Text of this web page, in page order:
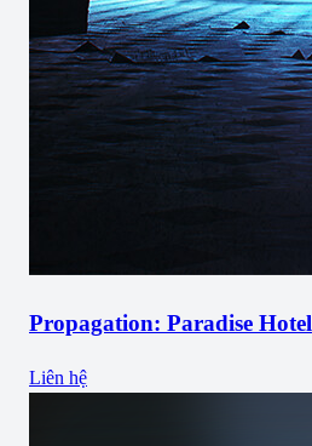
Propagation: Paradise Hotel
Liên hệ